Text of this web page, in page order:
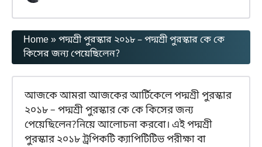
Home»পদ্মশ্রী পুরস্কার ২০১৮ – পদ্মশ্রী পুরস্কার কে কে
কিসের জন্য পেয়েছিলেন?
আজকে আমরা আজকের আর্টিকেলে পদ্মশ্রী পুরস্কার
২০১৮ – পদ্মশ্রী পুরস্কার কে কে কিসের জন্য
পেয়েছিলেন?নিয়ে আলোচনা করবো। এই পদ্মশ্রী
পুরস্কার ২০১৮ ট্রপিকটি ক্যাপিটিটিভ পরীক্ষা বা